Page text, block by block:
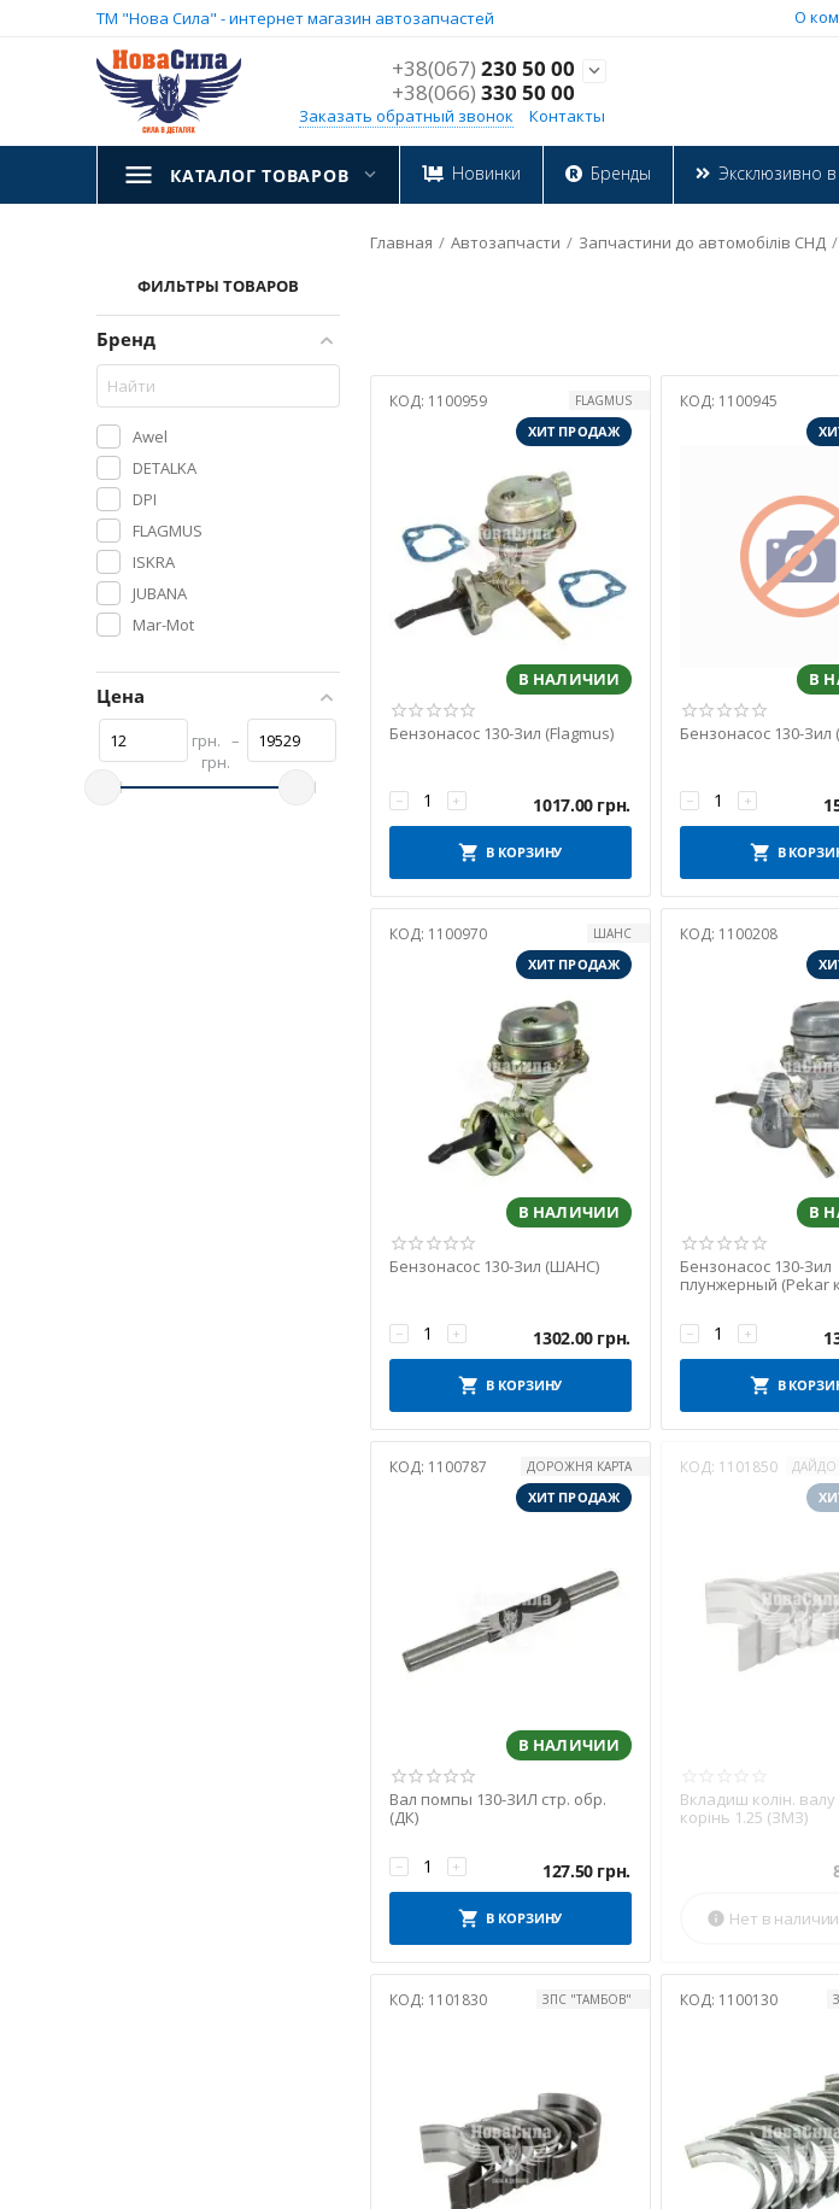
ТМ "Нова Сила" - интернет магазин автозапчастей О
+38(067) 230 50 00
+38(066) 330 50 00

Заказать обратный звонок Контакты
КАТАЛОГ ТОВАРОВ Новинки Бренды Эксклюзивно
ФИЛЬТРЫ ТОВАРОВ
Бренд
Awel
DETALKA
DPI
FLAGMUS
ISKRA
JUBANA
Mar-Mot
Rubena
Цена
грн. –
грн.
Главная / Aвтозапчасти / Запчастини до автомобілів СНД /
КОД: 1100959
FLAGMUS
ХИТ ПРОДАЖ
В НАЛИЧИИ
Бензонасос 130-Зил (Flagmus)
+
− 1017.00 грн.
В КОРЗИНУ
КОД: 1100945
В
Бензонасос 130-Зил
+
−
В
КОД: 1100970
ШАНС
ХИТ ПРОДАЖ
В НАЛИЧИИ
Бензонасос 130-Зил (ШАНС)
+
− 1302.00 грн.
В КОРЗИНУ
КОД: 1100208
В
Бензонасос 130-Зил
плунжерный (Pekar
+
−
В
КОД: 1100787
ДОРОЖНЯ КАРТА
ХИТ ПРОДАЖ
В НАЛИЧИИ
Вал помпы 130-ЗИЛ стр. обр.
(ДК)
+
− 127.50 грн.
В КОРЗИНУ
КОД: 1101850
ДАЙДО
Вкладиш колін. валу
корінь 1.25 (ЗМЗ)
Нет в наличии

КОД: 1101830 ЗПС "ТАМБОВ" КОД: 1100130